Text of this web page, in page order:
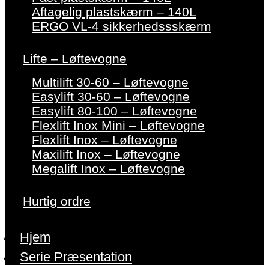
Aftagelig plastskærm – 140L
ERGO VL-4 sikkerhedssskærm
Lifte – Løftevogne
Multilift 30-60 – Løftevogne
Easylift 30-60 – Løftevogne
Easylift 80-100 – Løftevogne
Flexlift Inox Mini – Løftevogne
Flexlift Inox – Løftevogne
Maxilift Inox – Løftevogne
Megalift Inox – Løftevogne
Hurtig ordre
Hjem
Serie Præsentation